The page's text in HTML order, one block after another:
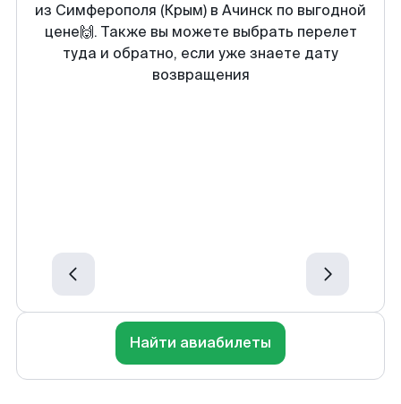
из Симферополя (Крым) в Ачинск по выгодной
цене🙌. Также вы можете выбрать перелет
туда и обратно, если уже знаете дату
возвращения
Найти авиабилеты